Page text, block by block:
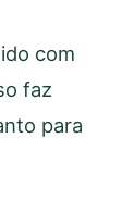
com
faz
para